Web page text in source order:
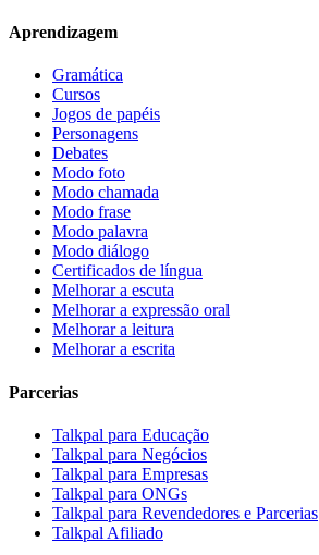
Aprendizagem
Gramática
Cursos
Jogos de papéis
Personagens
Debates
Modo foto
Modo chamada
Modo frase
Modo palavra
Modo diálogo
Certificados de língua
Melhorar a escuta
Melhorar a expressão oral
Melhorar a leitura
Melhorar a escrita
Parcerias
Talkpal para Educação
Talkpal para Negócios
Talkpal para Empresas
Talkpal para ONGs
Talkpal para Revendedores e Parcerias
Talkpal Afiliado